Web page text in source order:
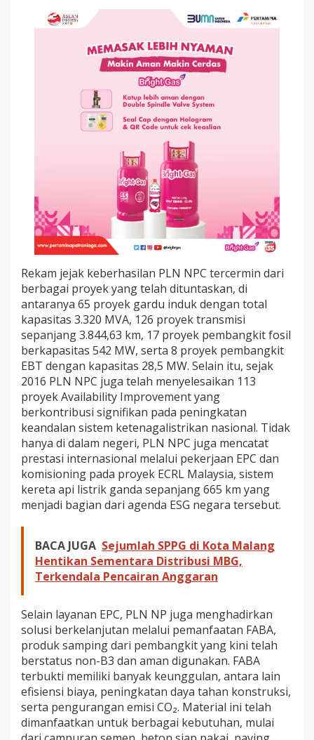
o
n
I
d
o
n
e
Rekam jejak keberhasilan PLN NPC tercermin dari
berbagai proyek yang telah dituntaskan, di
antaranya 65 proyek gardu induk dengan total
kapasitas 3.320 MVA, 126 proyek transmisi
sepanjang 3.844,63 km, 17 proyek pembangkit fosil
berkapasitas 542 MW, serta 8 proyek pembangkit
EBT dengan kapasitas 28,5 MW. Selain itu, sejak
2016 PLN NPC juga telah menyelesaikan 113
proyek Availability Improvement yang
berkontribusi signifikan pada peningkatan
keandalan sistem ketenagalistrikan nasional. Tidak
hanya di dalam negeri, PLN NPC juga mencatat
prestasi internasional melalui pekerjaan EPC dan
komisioning pada proyek ECRL Malaysia, sistem
kereta api listrik ganda sepanjang 665 km yang
menjadi bagian dari agenda ESG negara tersebut.
BACA JUGA Sejumlah SPPG di Kota Malang
Hentikan Sementara Distribusi MBG,
Terkendala Pencairan Anggaran
Selain layanan EPC, PLN NP juga menghadirkan
solusi berkelanjutan melalui pemanfaatan FABA,
produk samping dari pembangkit yang kini telah
berstatus non-B3 dan aman digunakan. FABA
terbukti memiliki banyak keunggulan, antara lain
efisiensi biaya, peningkatan daya tahan konstruksi,
serta pengurangan emisi CO₂. Material ini telah
dimanfaatkan untuk berbagai kebutuhan, mulai